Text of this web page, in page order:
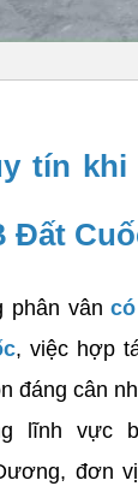
tín khi
Đất
phân vân
, việc hợp
đáng cân
lĩnh vực
đơn